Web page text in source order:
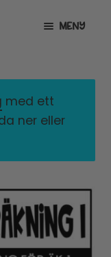
MENY
med ett
ner eller